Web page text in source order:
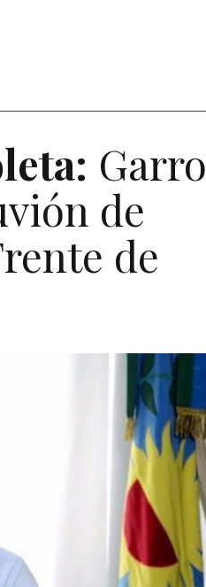
Garro
de
de